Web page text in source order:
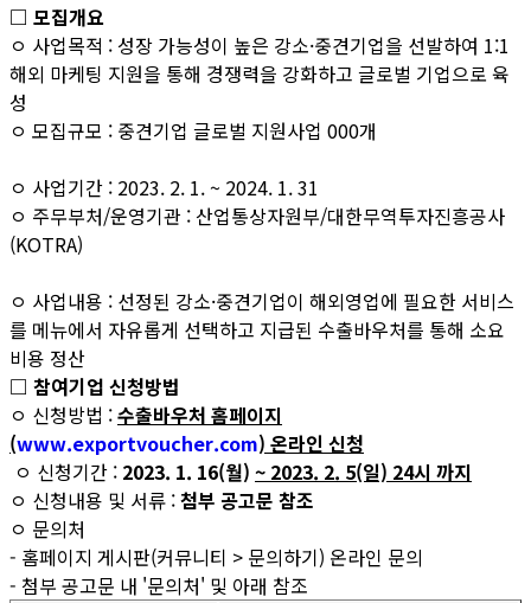
□ 모집개요
ㅇ 사업목적 : 성장 가능성이 높은 강소·중견기업을 선발하여 1:1
해외 마케팅 지원을 통해 경쟁력을 강화하고 글로벌 기업으로 육
성
ㅇ 모집규모 : 중견기업 글로벌 지원사업 000개
ㅇ 사업기간 : 2023. 2. 1. ~ 2024. 1. 31
ㅇ 주무부처/운영기관 : 산업통상자원부/대한무역투자진흥공사
(KOTRA)
ㅇ 사업내용 : 선정된 강소·중견기업이 해외영업에 필요한 서비스
를 메뉴에서 자유롭게 선택하고 지급된 수출바우처를 통해 소요
비용 정산
□ 참여기업 신청방법
ㅇ 신청방법 :수출바우처 홈페이지
(www.exportvoucher.com) 온라인 신청
ㅇ 신청기간 : 2023. 1. 16(월) ~ 2023. 2. 5(일) 24시 까지
ㅇ 신청내용 및 서류 :첨부 공고문 참조
ㅇ 문의처
- 홈페이지 게시판(커뮤니티 > 문의하기) 온라인 문의
- 첨부 공고문 내 '문의처' 및 아래 참조